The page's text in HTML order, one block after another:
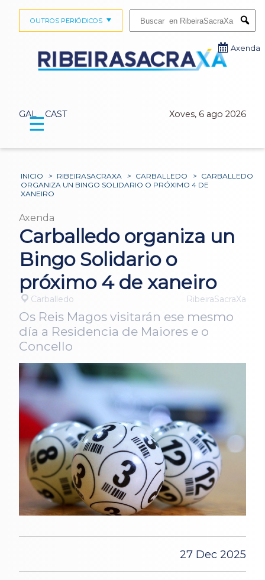
GAL CAST Xoves, 6 ago 2026
OUTROS PERIÓDICOS
Axenda
☰
INICIO > RIBEIRASACRAXA > CARBALLEDO > CARBALLEDO
ORGANIZA UN BINGO SOLIDARIO O PRÓXIMO 4 DE
XANEIRO
Axenda
Carballedo organiza un
Bingo Solidario o
próximo 4 de xaneiro
Carballedo RibeiraSacraXa
Os Reis Magos visitarán ese mesmo
día a Residencia de Maiores e o
Concello
27 Dec 2025